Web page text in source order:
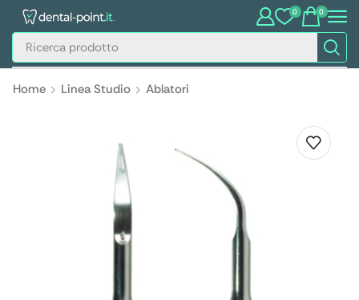
0 0
Home Linea Studio Ablatori